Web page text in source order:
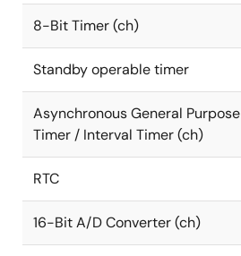
8-Bit Timer (ch)
Standby operable timer
Asynchronous General Purpose
Timer / Interval Timer (ch)
RTC
16-Bit A/D Converter (ch)